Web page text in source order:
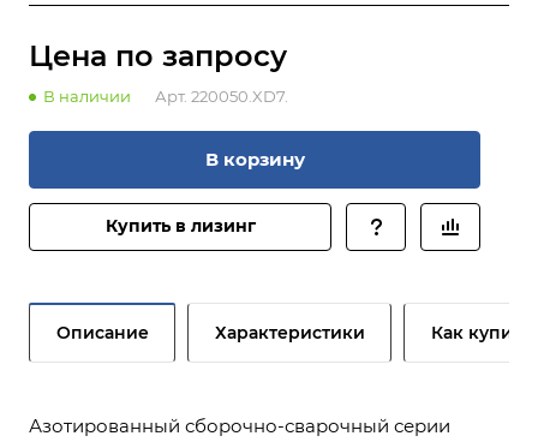
Цена по запросу
В наличии Арт. 220050.XD7.
В корзину
Купить в лизинг
Описание Характеристики Как купить
Азотированный сборочно-сварочный серии